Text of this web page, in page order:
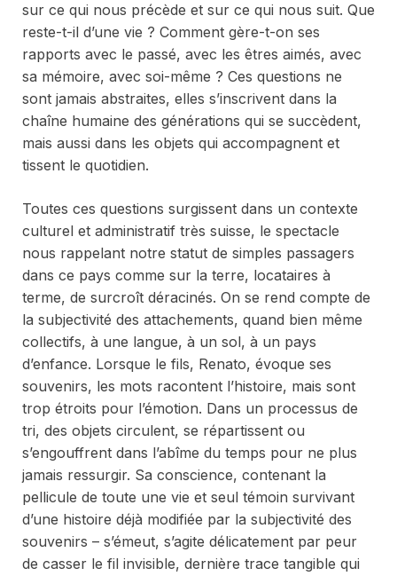
sur ce qui nous précède et sur ce qui nous suit. Que
reste-t-il d’une vie ? Comment gère-t-on ses
rapports avec le passé, avec les êtres aimés, avec
sa mémoire, avec soi-même ? Ces questions ne
sont jamais abstraites, elles s’inscrivent dans la
chaîne humaine des générations qui se succèdent,
mais aussi dans les objets qui accompagnent et
tissent le quotidien.
Toutes ces questions surgissent dans un contexte
culturel et administratif très suisse, le spectacle
nous rappelant notre statut de simples passagers
dans ce pays comme sur la terre, locataires à
terme, de surcroît déracinés. On se rend compte de
la subjectivité des attachements, quand bien même
collectifs, à une langue, à un sol, à un pays
d’enfance. Lorsque le fils, Renato, évoque ses
souvenirs, les mots racontent l’histoire, mais sont
trop étroits pour l’émotion. Dans un processus de
tri, des objets circulent, se répartissent ou
s’engouffrent dans l’abîme du temps pour ne plus
jamais ressurgir. Sa conscience, contenant la
pellicule de toute une vie et seul témoin survivant
d’une histoire déjà modifiée par la subjectivité des
souvenirs – s’émeut, s’agite délicatement par peur
de casser le fil invisible, dernière trace tangible qui